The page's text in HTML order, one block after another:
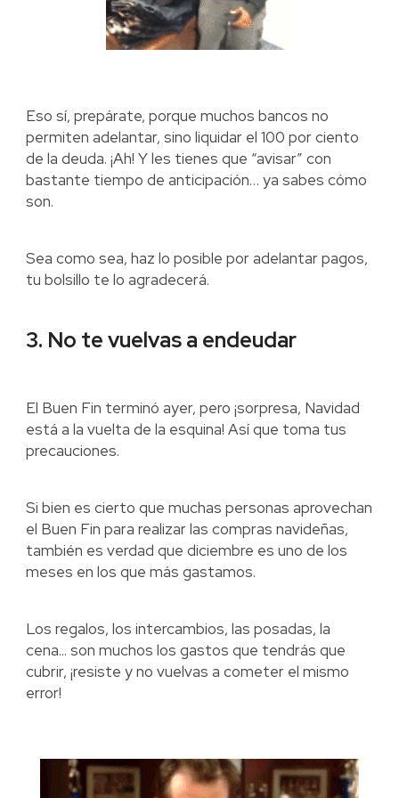
Eso sí, prepárate, porque muchos bancos no
permiten adelantar, sino liquidar el 100 por ciento
de la deuda. ¡Ah! Y les tienes que “avisar” con
bastante tiempo de anticipación… ya sabes cómo
son.
Sea como sea, haz lo posible por adelantar pagos,
tu bolsillo te lo agradecerá.
3. No te vuelvas a endeudar
El Buen Fin terminó ayer, pero ¡sorpresa, Navidad
está a la vuelta de la esquina! Así que toma tus
precauciones.
Si bien es cierto que muchas personas aprovechan
el Buen Fin para realizar las compras navideñas,
también es verdad que diciembre es uno de los
meses en los que más gastamos.
Los regalos, los intercambios, las posadas, la
cena... son muchos los gastos que tendrás que
cubrir, ¡resiste y no vuelvas a cometer el mismo
error!